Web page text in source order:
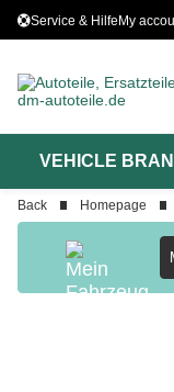
Service & HilfeMy
VEHICLE
Back Homepage